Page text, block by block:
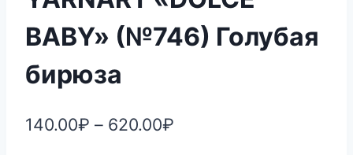
BABY» (№746) Голубая
бирюза
140.00₽ – 620.00₽